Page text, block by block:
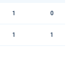
1 0
1 1